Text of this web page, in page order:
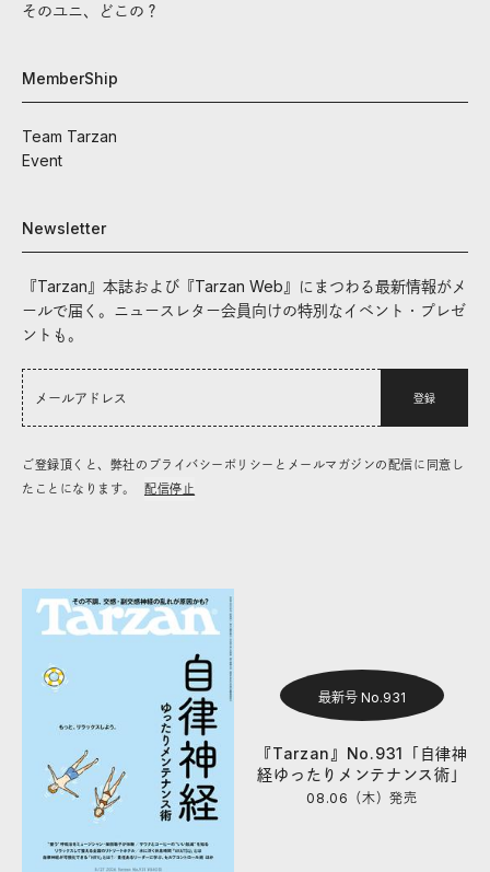
そのユニ、どこの？
MemberShip
Team Tarzan
Event
Newsletter
『Tarzan』本誌および『Tarzan Web』にまつわる最新情報がメ
ールで届く。ニュースレター会員向けの特別なイベント・プレゼ
ントも。
登録
ご登録頂くと、弊社のプライバシーポリシーとメールマガジンの配信に同意し
たことになります。
配信停止
最新号 No.931
『Tarzan』No.931「自律神
経ゆったりメンテナンス術」
08.06（木）発売